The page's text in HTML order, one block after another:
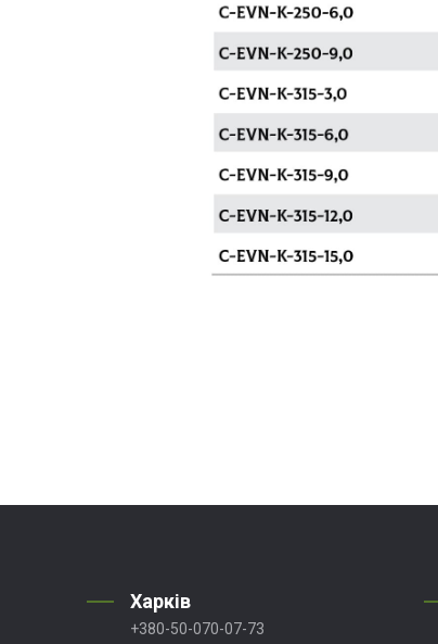
Харків
+380-50-070-07-73